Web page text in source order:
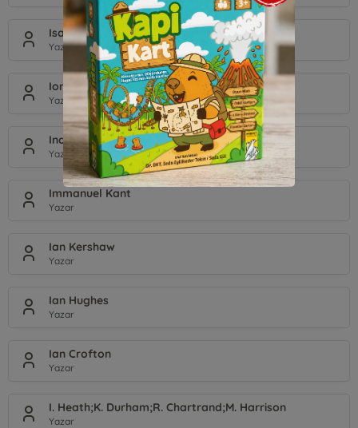
Isabella Colthorp
Yazar
Ionna Iordanou
Yazar
Inazo Nitobe
Yazar
Immanuel Kant
Yazar
Ian Kershaw
Yazar
Ian Hughes
Yazar
Ian Crofton
Yazar
I. Heath;K. Durham;R. Chartrand;M. Harrison
Yazar